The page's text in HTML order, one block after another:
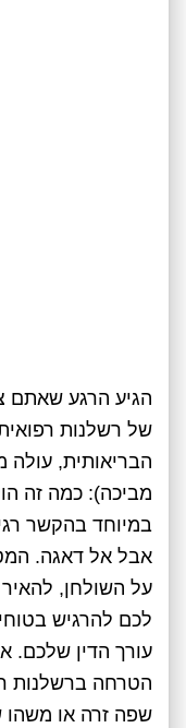
הגיע הרגע שאתם
של רשלנות
הבריאותית,
מביכה): כמה זה
במיוחד בהקשר
אבל אל דאגה.
על השולחן,
לכם להרגיש
עורך הדין שלכם.
הטרחה ברשלנות
שפה זרה או משהו